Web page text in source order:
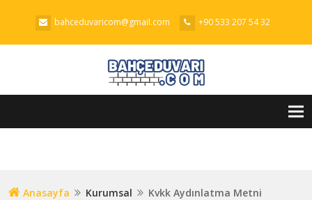
bahceduvaricom@gmail.com +90 533 207 54 32
Anasayfa Kurumsal Kvkk Aydınlatma Metni